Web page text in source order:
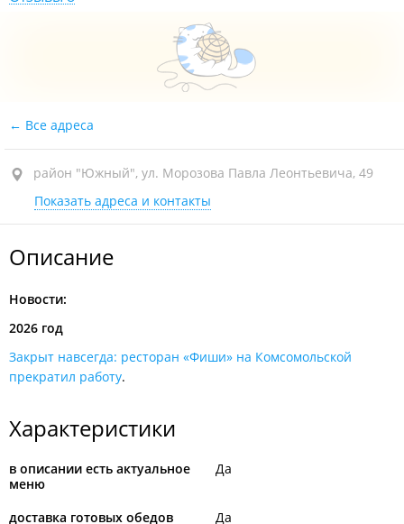
Все адреса
район "Южный", ул. Морозова Павла Леонтьевича, 49
Показать адреса и контакты
Описание
Новости:
2026 год
Закрыт навсегда: ресторан «Фиши» на Комсомольской
прекратил работу.
Характеристики
в описании есть актуальное
меню
Да
доставка готовых обедов Да